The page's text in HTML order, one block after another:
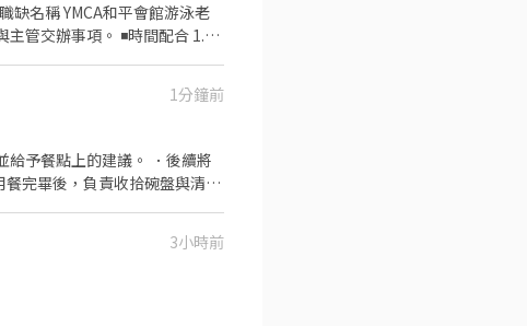
◾️時間配合 1.平
1分鐘前
給予餐點上的建議。 ．後續將
完畢後，負責收拾碗盤與清理
3小時前